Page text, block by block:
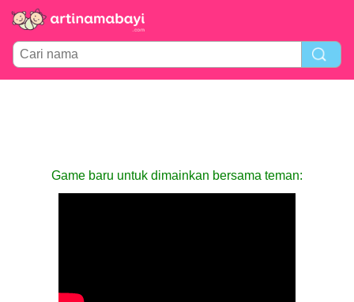
Game baru untuk dimainkan bersama teman: